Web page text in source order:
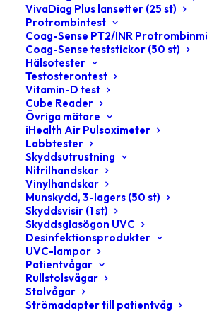
VivaDiag Plus lansetter (25 st)
Protrombintest
Coag-Sense PT2/INR
Coag-Sense teststickor (50 st)
Hälsotester
Testosterontest
Vitamin-D test
Cube Reader
Övriga mätare
iHealth Air Pulsoximeter
Labbtester
Skyddsutrustning
Nitrilhandskar
Vinylhandskar
Munskydd, 3-lagers (50 st)
Skyddsvisir (1 st)
Skyddsglasögon UVC
Desinfektionsprodukter
UVC-lampor
Patientvågar
Rullstolsvågar
Stolvågar
Strömadapter till patientvåg
Media not available
[qbutton
target="_self" font_weight=""
PRODUKTER"
link="https://medcam.se/
cbd-cbdolja-cbdkapslar/"]